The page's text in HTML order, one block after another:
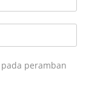
peramban